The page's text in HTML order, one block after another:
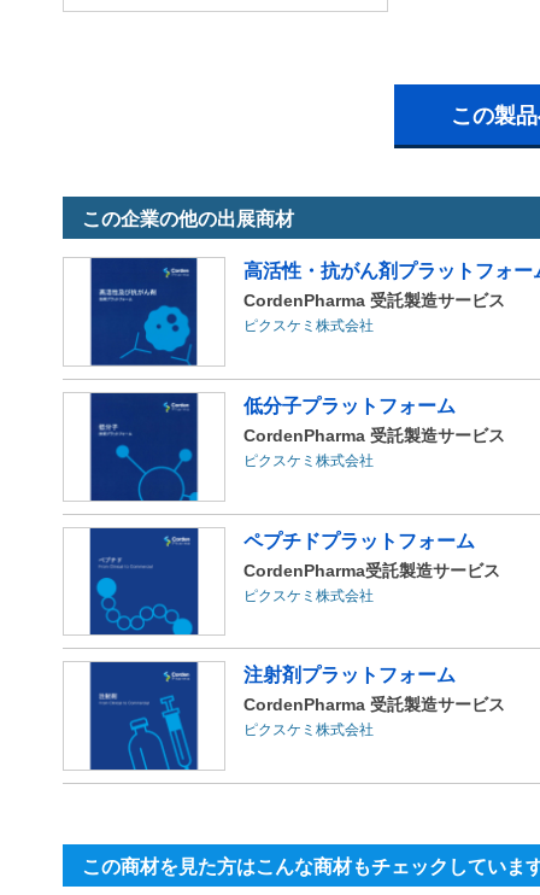
この製
この企業の他の出展商材
高活性・抗がん剤プラットフォー
CordenPharma 受託製造サービス
ピクスケミ株式会社
低分子プラットフォーム
CordenPharma 受託製造サービス
ピクスケミ株式会社
ペプチドプラットフォーム
CordenPharma受託製造サービス
ピクスケミ株式会社
注射剤プラットフォーム
CordenPharma 受託製造サービス
ピクスケミ株式会社
この商材を見た方はこんな商材もチェックしていま